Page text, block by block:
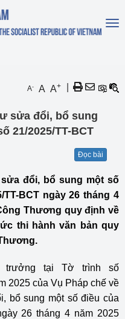
A- A A+
sửa đổi, bổ sung
21/2025/TT-BCT
Đọc bài
đổi, bổ sung một số
BCT ngày 26 tháng 4
Thương quy định về
thi hành văn bản quy
trưởng tại Tờ trình số
2025 của Vụ Pháp chế về
bổ sung một số điều của
26 tháng 4 năm 2025